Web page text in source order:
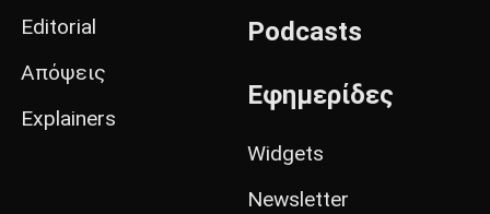
Editorial
Απόψεις
Explainers
Podcasts
Εφημερίδες
Widgets
Newsletter